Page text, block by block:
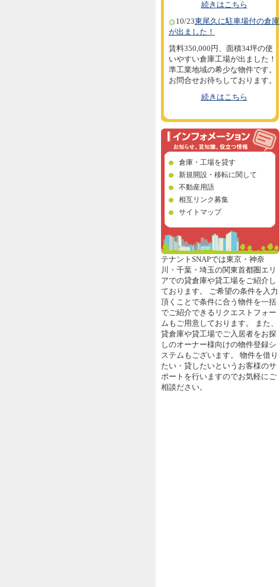
続きはこちら
10/23東尾久に駐車場付の倉庫
が出ました！
賃料350,000円、面積34坪の使
いやすい倉庫工場が出ました！
準工業地域の希少な物件です。
お問合せお待ちしております。
続きはこちら
倉庫・工場を貸す
新規開設・移転に関して
不動産用語
相互リンク募集
サイトマップ
テナントSNAPでは東京・神奈
川・千葉・埼玉の関東首都圏エリ
アでの貸倉庫や貸工場をご紹介し
ております。 ご希望の条件を入力
頂くことで条件に合う物件を一括
でご紹介できるリクエストフォー
ムもご用意しております。 また、
貸倉庫や貸工場でご入居者をお探
しのオーナー様向けの物件登録シ
ステムもございます。 物件を借り
たい・貸したいというお客様のサ
ポートを行いますのでお気軽にご
相談ださい。